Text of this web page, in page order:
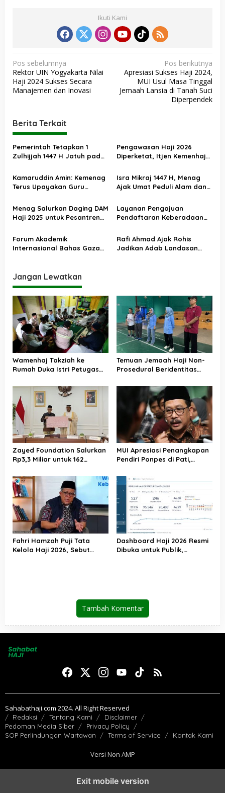
Ikuti Kami
N
a
v
g
a
s
i
p
o
s
Pos sebelumnya
Rektor UIN Yogyakarta Nilai
Haji 2024 Sukses Secara
Manajemen dan Inovasi
Pos berikutnya
Apresiasi Sukses Haji 2024,
MUI Usul Masa Tinggal
Jemaah Lansia di Tanah Suci
Diperpendek
Berita Terkait
Pemerintah Tetapkan 1
Zulhijjah 1447 H Jatuh pada
Pengawasan Haji 2026
Diperketat, Itjen Kemenhaj
Kemenag
Kamaruddin Amin: Kemenag
Terus Upayakan Guru
Diangkat PPPK
Isra Mikraj 1447 H, Menag
Ajak Umat Peduli Alam dan
Menag Salurkan Daging DAM
Haji 2025 untuk Pesantren
Layanan Pengajuan
Pendaftaran Keberadaan
Januari 2026
Forum Akademik
Internasional Bahas Gaza
Rafi Ahmad Ajak Rohis
Jadikan Adab Landasan
Jangan Lewatkan
Wamenhaj Takziah ke
Rumah Duka Istri Petugas
Penghormatan atas
Amanah yang Tetap
Ditunaikan
Temuan Jemaah Haji Non-
Prosedural Beridentitas
Kami Tunggu Arahan Pusat
Zayed Foundation Salurkan
Rp3,3 Miliar untuk 162
Perkuat Kerja Sama Haji RI–
UEA
MUI Apresiasi Penangkapan
Pendiri Ponpes di Pati,
bagi Perusak Akhlak
Pesantren
Fahri Hamzah Puji Tata
Kelola Haji 2026, Sebut
Dashboard Haji 2026 Resmi
Dibuka untuk Publik,
Tambah Komentar
Sahabathaji.com 2024. All Right Reserved
Redaksi Tentang Kami
Disclaimer
Pedoman Media Siber
Privacy Policy
SOP Perlindungan Wartawan
Terms of Service Kontak Kami
Versi Non AMP
Exit mobile version